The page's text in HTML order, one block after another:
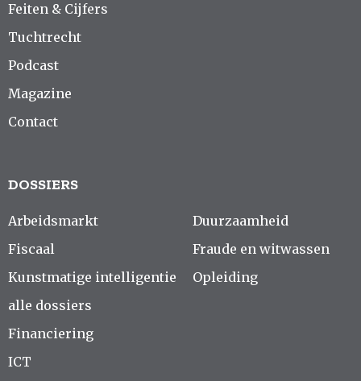
Feiten & Cijfers
Tuchtrecht
Podcast
Magazine
Contact
DOSSIERS
Arbeidsmarkt
Fiscaal
Kunstmatige intelligentie
alle dossiers
Duurzaamheid
Fraude en witwassen
Opleiding
Financiering
ICT